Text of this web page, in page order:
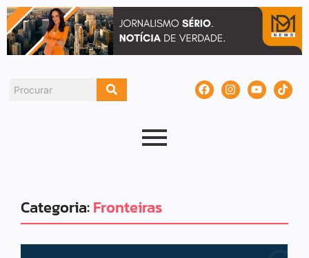
Categoria:Fronteiras